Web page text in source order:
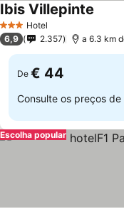
3 EstrelasHotel
Ibis Villepinte
6,9 2.357 a 6.3 km
De € 44
Consulte os preços de
Escolha popular